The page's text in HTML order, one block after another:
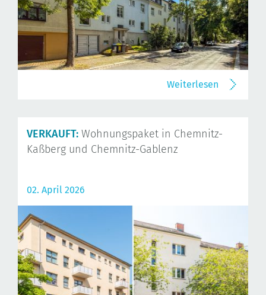
Weiterlesen
VERKAUFT: Wohnungspaket in Chemnitz-
Kaßberg und Chemnitz-Gablenz
02. April 2026